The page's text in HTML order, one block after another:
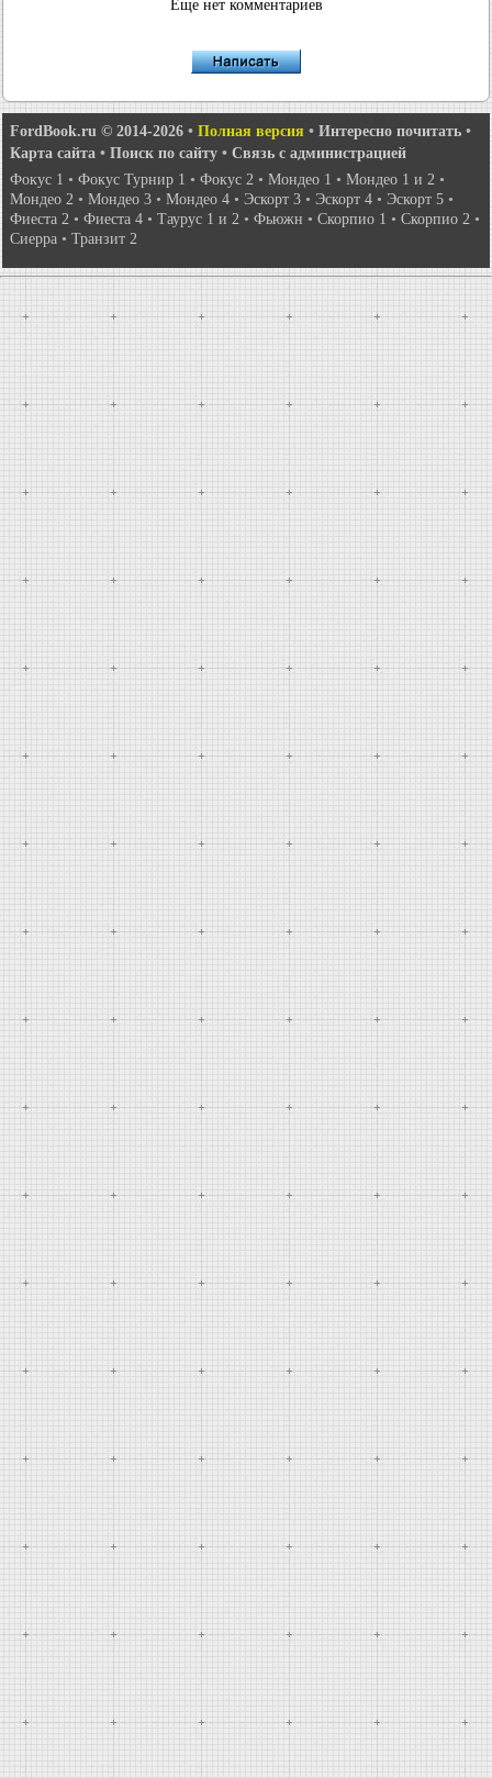
Еще нет комментариев
FordBook.ru © 2014-2026 • Полная версия • Интересно почитать •
Карта сайта • Поиск по сайту • Связь с администрацией
Фокус 1 • Фокус Турнир 1 • Фокус 2 • Мондео 1 • Мондео 1 и 2 •
Мондео 2 • Мондео 3 • Мондео 4 • Эскорт 3 • Эскорт 4 • Эскорт 5 •
Фиеста 2 • Фиеста 4 • Таурус 1 и 2 • Фьюжн • Скорпио 1 • Скорпио 2 •
Сиерра • Транзит 2